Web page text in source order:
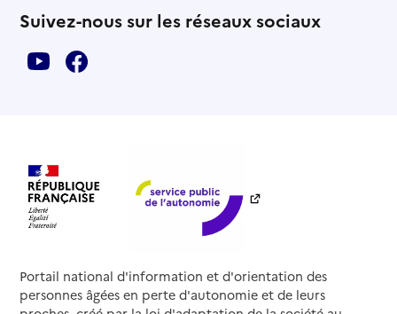
Suivez-nous sur les réseaux sociaux
Portail national d'information et d'orientation des
personnes âgées en perte d'autonomie et de leurs